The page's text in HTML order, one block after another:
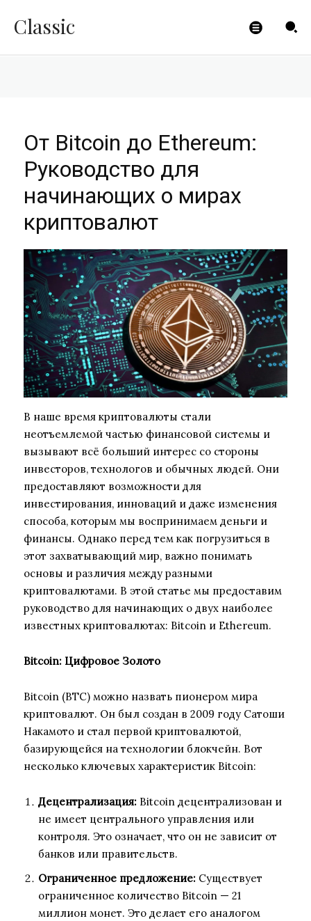
ClassicCLICKPAYMENTS
От Bitcoin до Ethereum:
Руководство для
начинающих о мирах
криптовалют
В наше время криптовалюты стали
неотъемлемой частью финансовой системы и
вызывают всё больший интерес со стороны
инвесторов, технологов и обычных людей. Они
предоставляют возможности для
инвестирования, инноваций и даже изменения
способа, которым мы воспринимаем деньги и
финансы. Однако перед тем как погрузиться в
этот захватывающий мир, важно понимать
основы и различия между разными
криптовалютами. В этой статье мы предоставим
руководство для начинающих о двух наиболее
известных криптовалютах: Bitcoin и Ethereum.
Bitcoin: Цифровое Золото
Bitcoin (BTC) можно назвать пионером мира
криптовалют. Он был создан в 2009 году Сатоши
Накамото и стал первой криптовалютой,
базирующейся на технологии блокчейн. Вот
несколько ключевых характеристик Bitcoin:
Децентрализация: Bitcoin децентрализован и
не имеет центрального управления или
контроля. Это означает, что он не зависит от
банков или правительств.
Ограниченное предложение: Существует
ограниченное количество Bitcoin — 21
миллион монет. Это делает его аналогом